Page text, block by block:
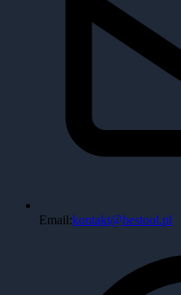
Email:kontakt@bestool.pl